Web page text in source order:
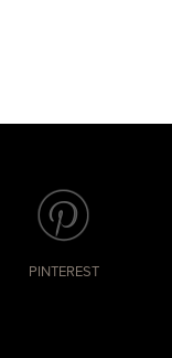
PINTEREST